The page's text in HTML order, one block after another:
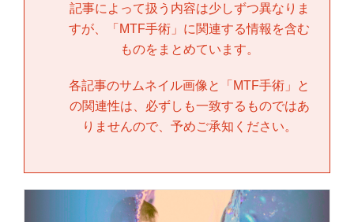
記事によって扱う内容は少しずつ異なりま
すが、「 MTF手術 」に関連する情報を含む
ものをまとめています。
各記事のサムネイル画像と「 MTF手術 」と
の関連性は、必ずしも一致するものではあ
りませんので、予めご承知ください。